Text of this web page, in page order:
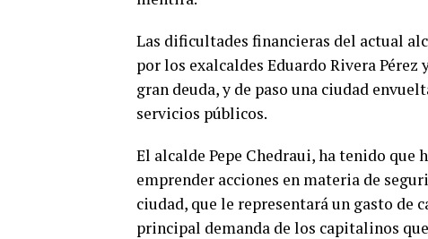
Las dificultades financieras del actual
por los exalcaldes Eduardo Rivera
gran deuda, y de paso una ciudad
servicios públicos.
El alcalde Pepe Chedraui, ha tenido
emprender acciones en materia de
ciudad, que le representará un gasto de
principal demanda de los capitalinos